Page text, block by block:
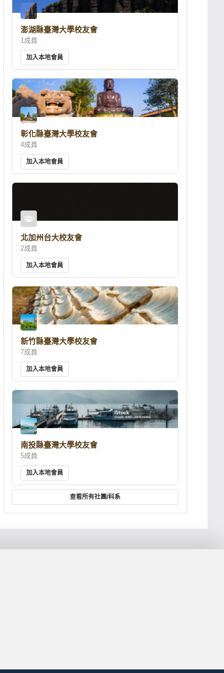
澎湖縣臺灣大學校友會
1成員
加入本地會員
彰化縣臺灣大學校友會
4成員
加入本地會員
北加州台大校友會
2成員
加入本地會員
新竹縣臺灣大學校友會
7成員
加入本地會員
南投縣臺灣大學校友會
5成員
加入本地會員
查看所有社團/科系